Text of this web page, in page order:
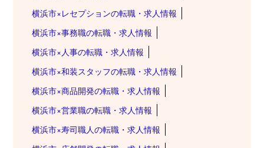
横浜市×レセプションの転職・求人情報
横浜市×事務職の転職・求人情報
横浜市×人事の転職・求人情報
横浜市×和装スタッフの転職・求人情報
横浜市×商品開発の転職・求人情報
横浜市×営業職の転職・求人情報
横浜市×寿司職人の転職・求人情報